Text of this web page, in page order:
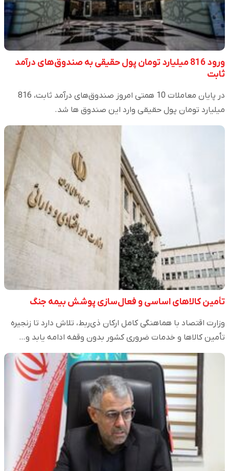
ورود 816 میلیارد تومان پول حقیقی به صندوق‌های درآمد
ثابت
در پایان معاملات 10 همتی امروز صندوق‌های درآمد ثابت، 816
میلیارد تومان پول حقیقی وارد این صندوق ها شد.
تأمین کالاهای اساسی و فعال‌سازی پوشش بیمه جنگ
وزارت اقتصاد با هماهنگی کامل ارکان ذی‌ربط، تلاش دارد تا زنجیره
تأمین کالاها و خدمات ضروری کشور بدون وقفه ادامه یابد و…